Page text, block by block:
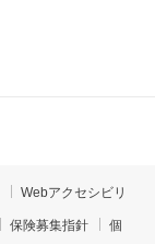
Webアクセシビリ
保険募集指針 個